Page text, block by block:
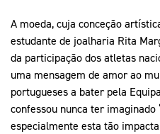
A moeda, cuja conceção
estudante de joalharia Rita
da participação dos atletas
uma mensagem de amor ao
portugueses a bater pela
confessou nunca ter
especialmente esta tão